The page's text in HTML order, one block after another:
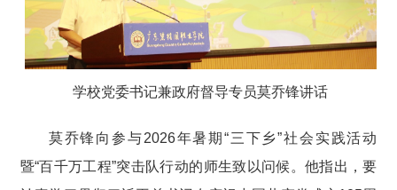
学校党委书记兼政府督导专员莫乔锋讲话
莫乔锋向参与2026年暑期“三下乡”社会实践活动
暨“百千万工程”突击队行动的师生致以问候 。 他指出，要